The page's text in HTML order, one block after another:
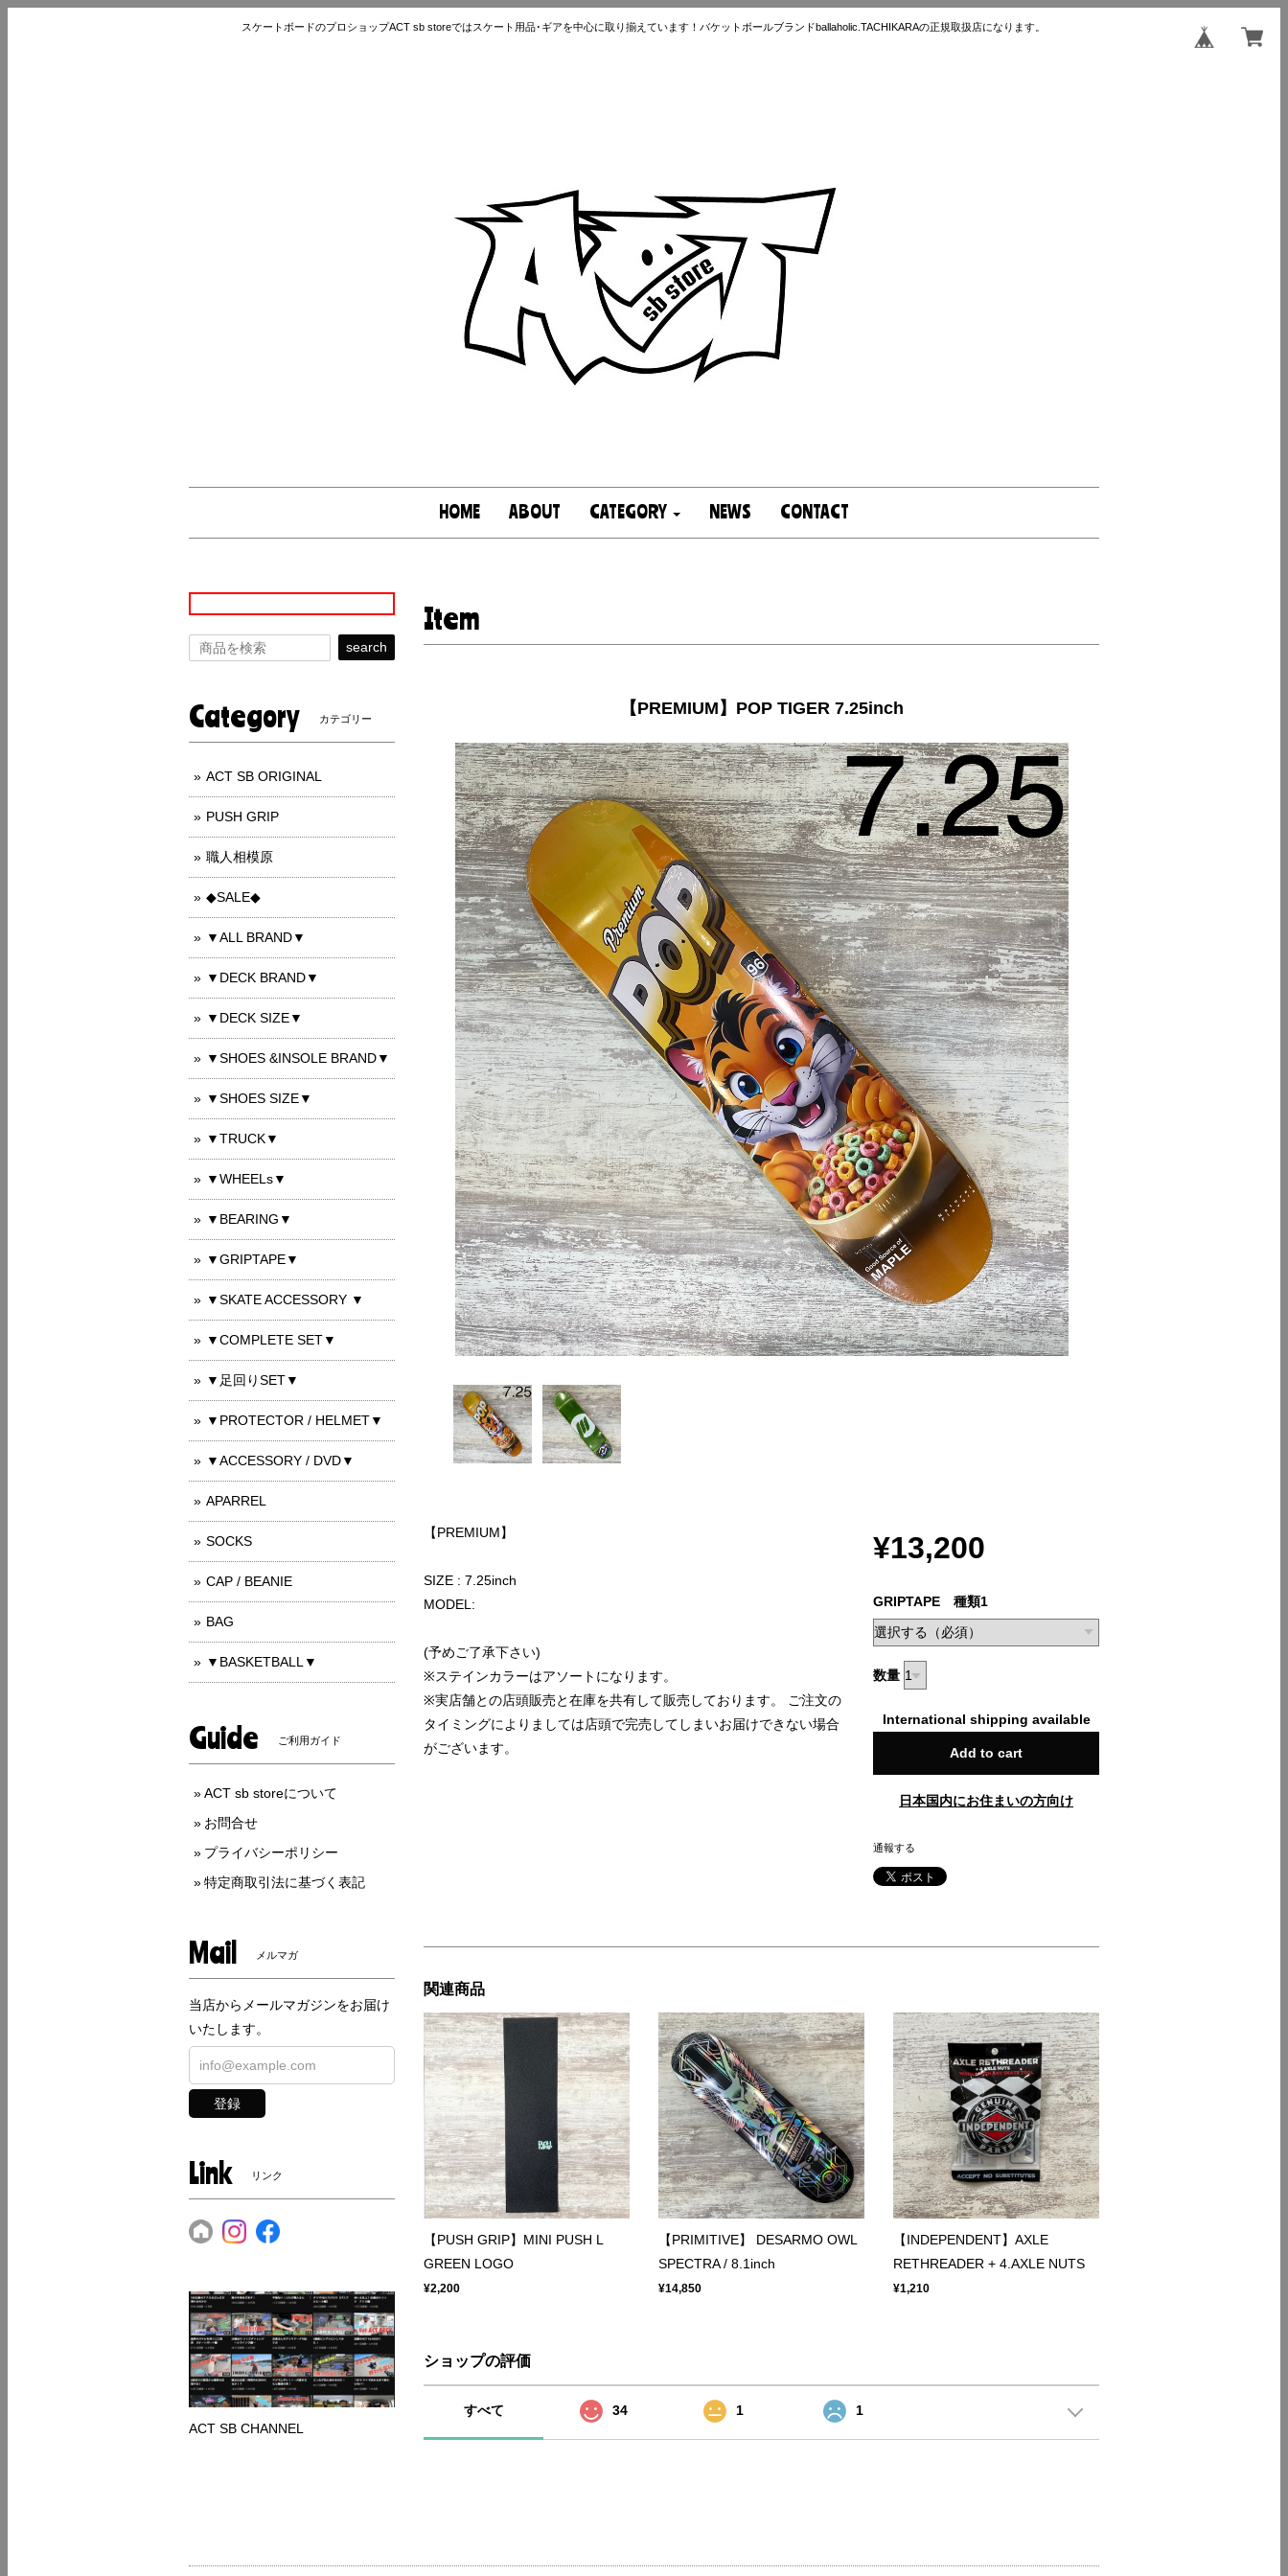
スケートボードのプロショップACT sb storeではスケート用品･ギアを中心に取り揃えています！バケットボールブランドballaholic.TACHIKARAの正規取扱店になります。
HOME ABOUT CATEGORY NEWS CONTACT
Item
【PREMIUM】POP TIGER 7.25inch
【PREMIUM】
SIZE : 7.25inch
MODEL:
(予めご了承下さい)
※ステインカラーはアソートになります。
※実店舗との店頭販売と在庫を共有して販売しております。 ご注文の
タイミングによりましては店頭で完売してしまいお届けできない場合
がございます。
¥13,200
GRIPTAPE 種類1
数量
International shipping available
Add to cart
日本国内にお住まいの方向け
通報する
関連商品
【PUSH GRIP】MINI PUSH L
GREEN LOGO
¥2,200
【PRIMITIVE】 DESARMO OWL
SPECTRA / 8.1inch
¥14,850
【INDEPENDENT】AXLE
RETHREADER + 4.AXLE NUTS
¥1,210
ショップの評価
すべて 34 1 1
search
Category カテゴリー
ACT SB ORIGINAL
PUSH GRIP
職人相模原
◆SALE◆
▼ALL BRAND▼
▼DECK BRAND▼
▼DECK SIZE▼
▼SHOES &INSOLE BRAND▼
▼SHOES SIZE▼
▼TRUCK▼
▼WHEELs▼
▼BEARING▼
▼GRIPTAPE▼
▼SKATE ACCESSORY ▼
▼COMPLETE SET▼
▼足回りSET▼
▼PROTECTOR / HELMET▼
▼ACCESSORY / DVD▼
APARREL
SOCKS
CAP / BEANIE
BAG
▼BASKETBALL▼
Guide ご利用ガイド
ACT sb storeについて
お問合せ
プライバシーポリシー
特定商取引法に基づく表記
Mail メルマガ
当店からメールマガジンをお届け
いたします。
登録
Link リンク
ACT SB CHANNEL